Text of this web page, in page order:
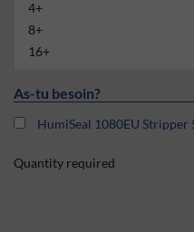
4+
8+
16+
As-tu besoin?
HumiSeal 1080EU Stripper
Quantity required